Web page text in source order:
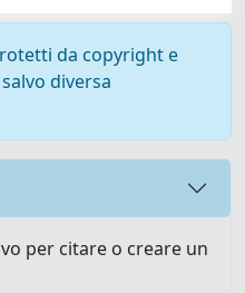
da copyright e
diversa
per citare o creare un